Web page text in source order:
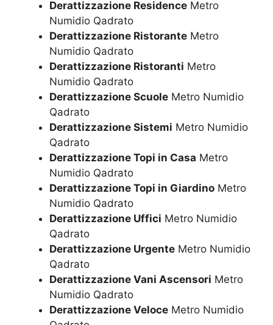
Derattizzazione Residence Metro
Numidio Qadrato
Derattizzazione Ristorante Metro
Numidio Qadrato
Derattizzazione Ristoranti Metro
Numidio Qadrato
Derattizzazione Scuole Metro Numidio
Qadrato
Derattizzazione Sistemi Metro Numidio
Qadrato
Derattizzazione Topi in Casa Metro
Numidio Qadrato
Derattizzazione Topi in Giardino Metro
Numidio Qadrato
Derattizzazione Uffici Metro Numidio
Qadrato
Derattizzazione Urgente Metro Numidio
Qadrato
Derattizzazione Vani Ascensori Metro
Numidio Qadrato
Derattizzazione Veloce Metro Numidio